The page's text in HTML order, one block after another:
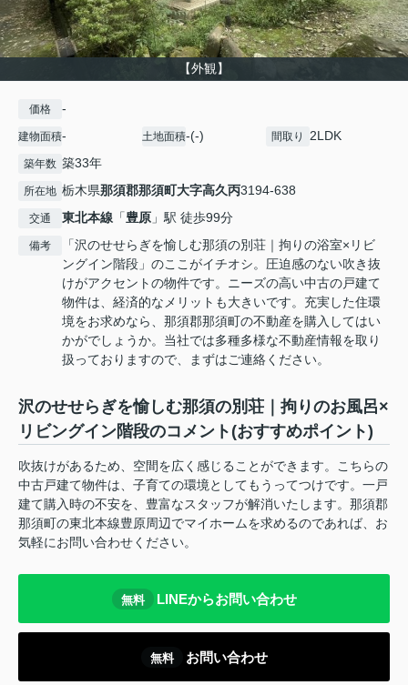
【外観】
価格 -
建物面積- 土地面積-(-) 間取り 2LDK
築年数 築33年
所在地 栃木県那須郡那須町大字高久丙3194-638
交通 東北本線 「豊原 」駅 徒歩99分
備考
「沢のせせらぎを愉しむ那須の別荘｜拘りの浴室×リビ
ングイン階段」のここがイチオシ。圧迫感のない吹き抜
けがアクセントの物件です。ニーズの高い中古の戸建て
物件は、経済的なメリットも大きいです。充実した住環
境をお求めなら、那須郡那須町の不動産を購入してはい
かがでしょうか。当社では多種多様な不動産情報を取り
扱っておりますので、まずはご連絡ください。
沢のせせらぎを愉しむ那須の別荘｜拘りのお風呂×
リビングイン階段のコメント(おすすめポイント)
吹抜けがあるため、空間を広く感じることができます。こちらの
中古戸建て物件は、子育ての環境としてもうってつけです。一戸
建て購入時の不安を、豊富なスタッフが解消いたします。那須郡
那須町の東北本線豊原周辺でマイホームを求めるのであれば、お
気軽にお問い合わせください。
無料 LINEからお問い合わせ
無料 お問い合わせ